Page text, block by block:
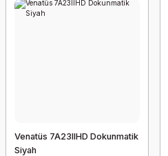
Venatüs 7A23IIHD Dokunmatik
Siyah